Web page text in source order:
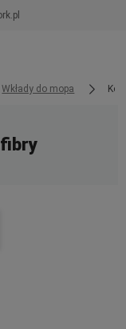
Wkłady do mopa